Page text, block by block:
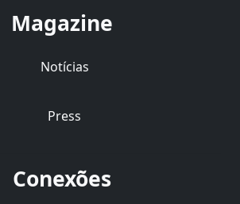
Magazine
Notícias
Press
Conexões